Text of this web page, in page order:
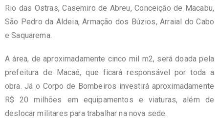
Rio das Ostras, Casemiro de Abreu, Conceição de Macabu,
São Pedro da Aldeia, Armação dos Búzios, Arraial do Cabo
e Saquarema.
A área, de aproximadamente cinco mil m2, será doada pela
prefeitura de Macaé, que ficará responsável por toda a
obra. Já o Corpo de Bombeiros investirá aproximadamente
R$ 20 milhões em equipamentos e viaturas, além de
deslocar militares para trabalhar na nova sede.